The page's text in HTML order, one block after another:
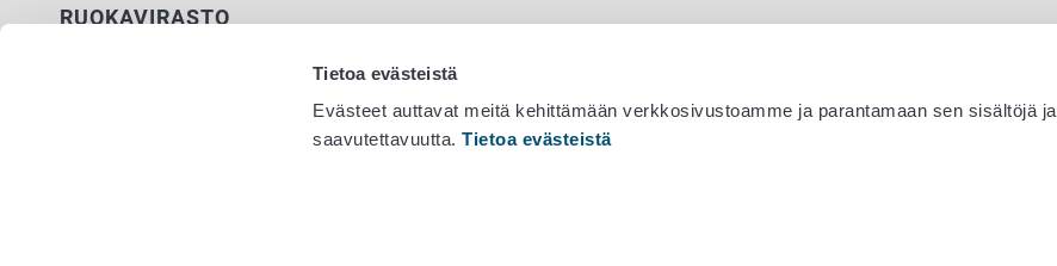
Tietoa evästeistä
Evästeet auttavat meitä kehittämään verkkosivustoamme ja parantamaan sen sisältöjä ja
saavutettavuutta.Tietoa evästeistä
RUOKAVIRASTO